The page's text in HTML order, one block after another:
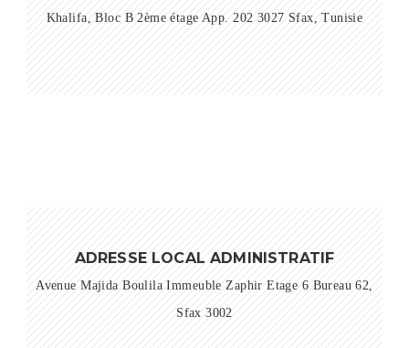
Khalifa, Bloc B 2ème étage App. 202 3027 Sfax, Tunisie
ADRESSE LOCAL ADMINISTRATIF
Avenue Majida Boulila Immeuble Zaphir Etage 6 Bureau 62,
Sfax 3002